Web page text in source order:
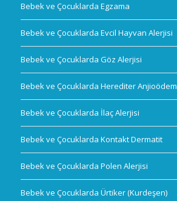
Bebek ve Çocuklarda Egzama
Bebek ve Çocuklarda Evcil Hayvan Alerjisi
Bebek ve Çocuklarda Göz Alerjisi
Bebek ve Çocuklarda Herediter Anjioödem
Bebek ve Çocuklarda İlaç Alerjisi
Bebek ve Çocuklarda Kontakt Dermatit
Bebek ve Çocuklarda Polen Alerjisi
Bebek ve Çocuklarda Ürtiker (Kurdeşen)